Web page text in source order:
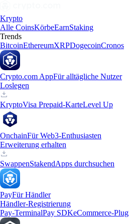
Krypto
Alle CoinsKörbeEarnStaking
Trends
BitcoinEthereumXRPDogecoinCronos
Crypto.com AppFür alltägliche Nutzer
Loslegen
KryptoVisa Prepaid-KarteLevel Up
OnchainFür Web3-Enthusiasten
Erweiterung erhalten
SwappenStakendApps durchsuchen
PayFür Händler
Händler-Registrierung
Pay-TerminalPay SDKeCommerce-